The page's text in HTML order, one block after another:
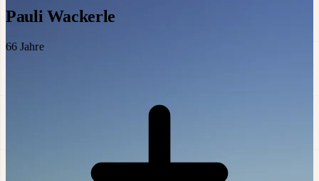
Pauli Wackerle
66 Jahre